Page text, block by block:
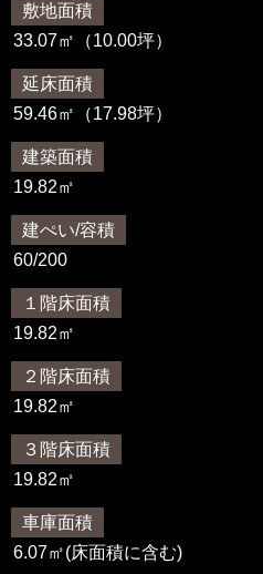
敷地面積
33.07㎡（10.00坪）
延床面積
59.46㎡（17.98坪）
建築面積
19.82㎡
建ぺい/容積
60/200
１階床面積
19.82㎡
２階床面積
19.82㎡
３階床面積
19.82㎡
車庫面積
6.07㎡(床面積に含む)